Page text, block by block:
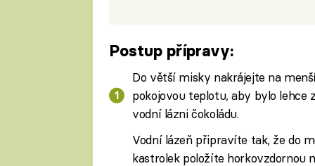
Postup přípravy:
Do větší misky nakrájejte na
pokojovou teplotu, aby bylo lehce
vodní lázni čokoládu.
Vodní lázeň připravíte tak, že do
kastrolek položíte horkovzdornou